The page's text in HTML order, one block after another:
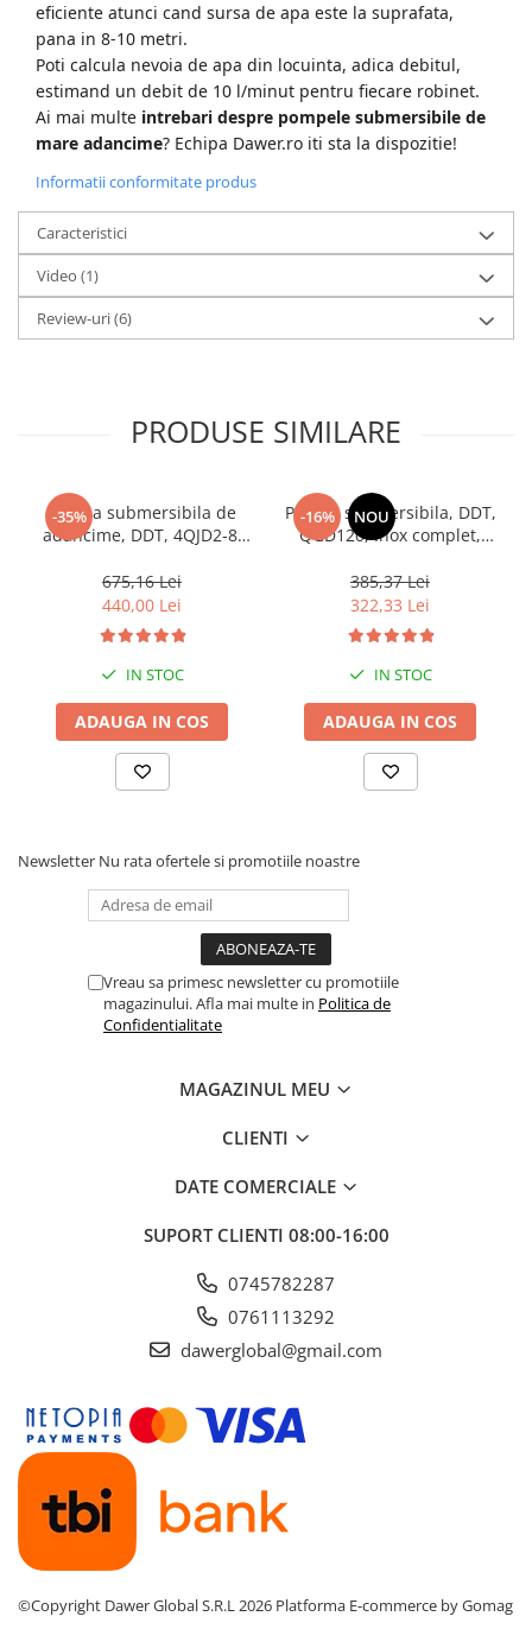
eficiente atunci cand sursa de apa este la suprafata,
pana in 8-10 metri.
Poti calcula nevoia de apa din locuinta, adica debitul,
estimand un debit de 10 l/minut pentru fiecare robinet.
Ai mai multe intrebari despre pompele submersibile de
mare adancime? Echipa Dawer.ro iti sta la dispozitie!
Informatii conformitate produs
Caracteristici
Video (1)
Review-uri(6)
PRODUSE SIMILARE
-35%
Pompa submersibila de
adancime, DDT, 4QJD2-8,
25 metri cablu
675,16 Lei
440,00 Lei
IN STOC
ADAUGA IN COS
-16% NOU
Pompa submersibila, DDT,
QGD120, Inox complet,
protectie, 20 m cablu, 120
m, 3 m³/h
385,37 Lei
322,33 Lei
IN STOC
ADAUGA IN COS
Newsletter Nu rata ofertele si promotiile noastre
Vreau sa primesc newsletter cu promotiile
magazinului. Afla mai multe in Politica de
Confidentialitate
MAGAZINUL MEU
CLIENTI
DATE COMERCIALE
SUPORT CLIENTI 08:00-16:00
0745782287
0761113292
dawerglobal@gmail.com
©Copyright Dawer Global S.R.L 2026 Platforma E-commerce by Gomag